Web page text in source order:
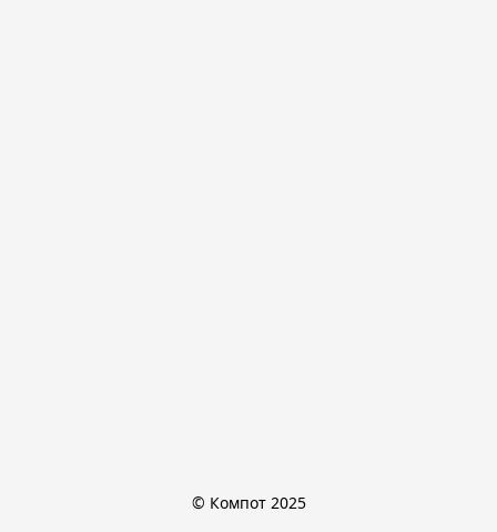
© Компот 2025